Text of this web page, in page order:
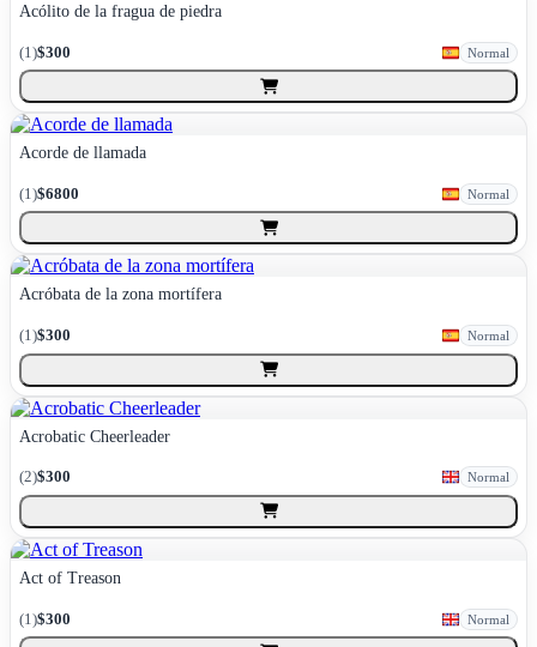
Acólito de la fragua de piedra
(1)$300 Normal
Acorde de llamada
(1)$6800 Normal
Acróbata de la zona mortífera
(1)$300 Normal
Acrobatic Cheerleader
(2)$300 Normal
Act of Treason
(1)$300 Normal